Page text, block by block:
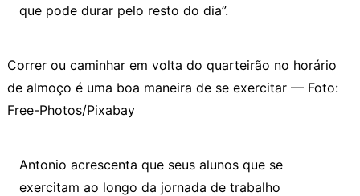
que pode durar pelo resto do dia”.
Correr ou caminhar em volta do quarteirão no horário
de almoço é uma boa maneira de se exercitar — Foto:
Free-Photos/Pixabay
Antonio acrescenta que seus alunos que se
exercitam ao longo da jornada de trabalho